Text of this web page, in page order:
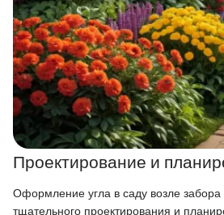
Проектирование и
Оформление угла в саду возле забора
тщательного проектирования и